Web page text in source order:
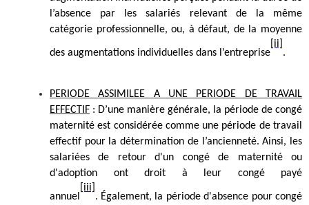
l’absence par les salariés relevant de la même
catégorie professionnelle, ou, à défaut, de la moyenne
des augmentations individuelles dans l’entreprise
[ii]
.
PERIODE ASSIMILEE A UNE PERIODE DE TRAVAIL
EFFECTIF : D’une manière générale, la période de congé
maternité est considérée comme une période de travail
effectif pour la détermination de l’ancienneté. Ainsi, les
salariées de retour d'un congé de maternité ou
d'adoption ont droit à leur congé payé
annuel
[iii]
. Également, la période d'absence pour congé